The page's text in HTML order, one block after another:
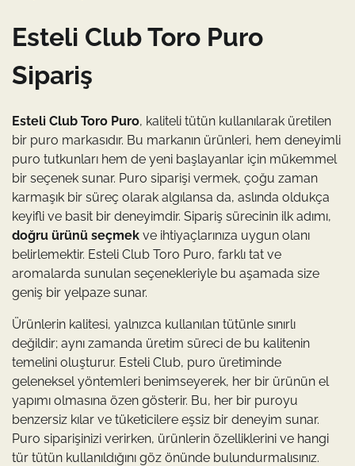
Esteli Club Toro Puro
Sipariş
Esteli Club Toro Puro, kaliteli tütün kullanılarak üretilen
bir puro markasıdır. Bu markanın ürünleri, hem deneyimli
puro tutkunları hem de yeni başlayanlar için mükemmel
bir seçenek sunar. Puro siparişi vermek, çoğu zaman
karmaşık bir süreç olarak algılansa da, aslında oldukça
keyifli ve basit bir deneyimdir. Sipariş sürecinin ilk adımı,
doğru ürünü seçmek ve ihtiyaçlarınıza uygun olanı
belirlemektir. Esteli Club Toro Puro, farklı tat ve
aromalarda sunulan seçenekleriyle bu aşamada size
geniş bir yelpaze sunar.
Ürünlerin kalitesi, yalnızca kullanılan tütünle sınırlı
değildir; aynı zamanda üretim süreci de bu kalitenin
temelini oluşturur. Esteli Club, puro üretiminde
geleneksel yöntemleri benimseyerek, her bir ürünün el
yapımı olmasına özen gösterir. Bu, her bir puroyu
benzersiz kılar ve tüketicilere eşsiz bir deneyim sunar.
Puro siparişinizi verirken, ürünlerin özelliklerini ve hangi
tür tütün kullanıldığını göz önünde bulundurmalısınız.